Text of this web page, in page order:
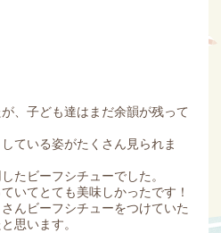
、子ども達はまだ余韻が残って
ている姿がたくさん見られま
たビーフシチューでした。
いてとても美味しかったです！
んビーフシチューをつけていた
思います。